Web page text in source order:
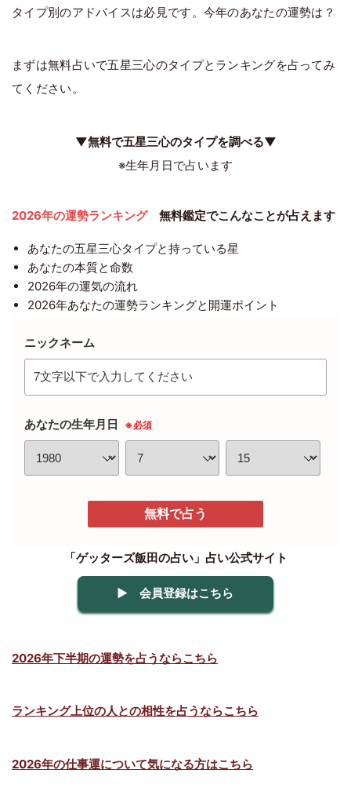
タイプ別のアドバイスは必見です。今年のあなたの運勢は？
まずは無料占いで五星三心のタイプとランキングを占ってみ
てください。
▼無料で五星三心のタイプを調べる▼
※生年月日で占います
2026年の運勢ランキング無料鑑定でこんなことが占えます
あなたの五星三心タイプと持っている星
あなたの本質と命数
2026年の運気の流れ
2026年あなたの運勢ランキングと開運ポイント
ニックネーム
あなたの生年月日 ※必須
無料で占う
「ゲッターズ飯田の占い」占い公式サイト
▶ 会員登録はこちら
2026年下半期の運勢を占うならこちら
ランキング上位の人との相性を占うならこちら
2026年の仕事運について気になる方はこちら